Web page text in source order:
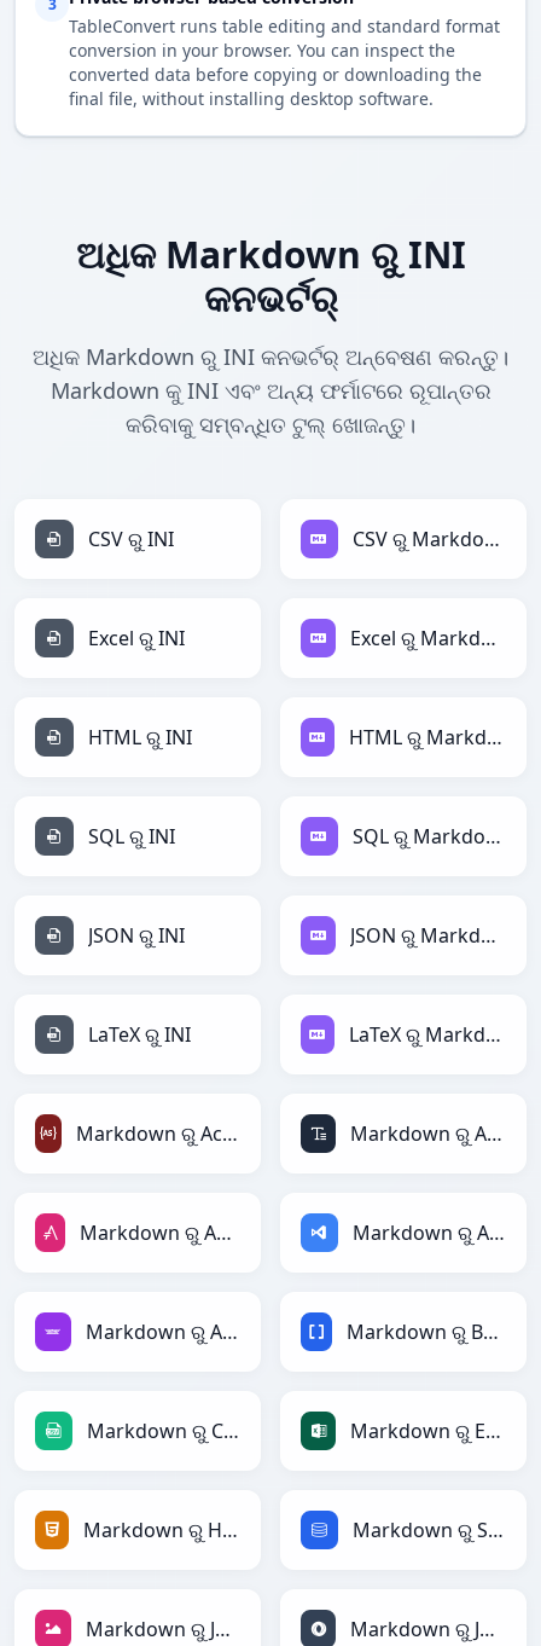
3
TableConvert runs table editing and standard format
conversion in your browser. You can inspect the
converted data before copying or downloading the
final file, without installing desktop software.
ଅଧିକ Markdown ରୁ INI
କନଭର୍ଟର୍
ଅଧିକ Markdown ରୁ INI କନଭର୍ଟର୍ ଅନ୍ବେଷଣ କରନ୍ତୁ।
Markdown କୁ INI ଏବଂ ଅନ୍ୟ ଫର୍ମାଟରେ ରୂପାନ୍ତର
କରିବାକୁ ସମ୍ବନ୍ଧିତ ଟୁଲ୍ ଖୋଜନ୍ତୁ।
CSV ରୁ INI CSV ରୁ Markdown
Excel ରୁ INI Excel ରୁ Markdown
HTML ରୁ INI HTML ରୁ Markdown
SQL ରୁ INI SQL ରୁ Markdown
JSON ରୁ INI JSON ରୁ Markdown
LaTeX ରୁ INI LaTeX ରୁ Markdown
Markdown ରୁ ActionScript Markdown ରୁ ASCII
Markdown ରୁ AsciiDoc Markdown ରୁ ASP
Markdown ରୁ Avro Markdown ରୁ BBCode
Markdown ରୁ CSV Markdown ରୁ Excel
Markdown ରୁ HTML Markdown ରୁ SQL
Markdown ରୁ JPEG Markdown ରୁ JSON